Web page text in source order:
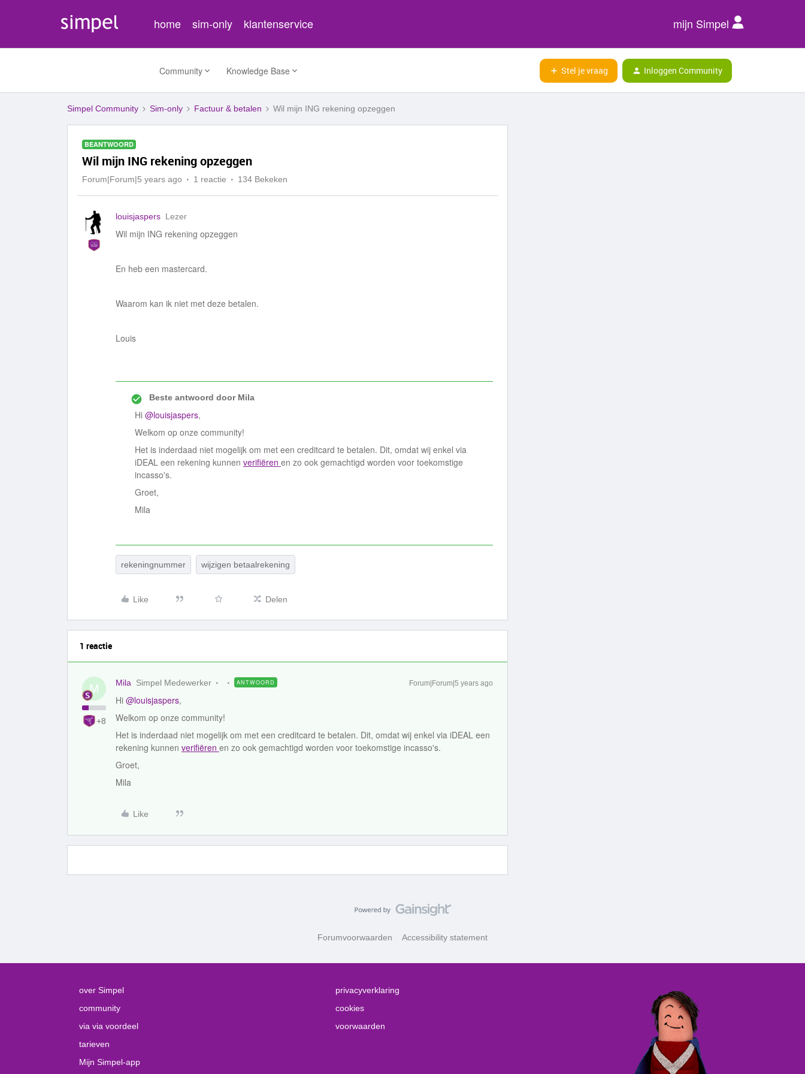
home sim-only klantenservice mijn Simpel
Community Knowledge Base Stel je vraag Inloggen Community
Simpel Community Sim-only Factuur & betalen Wil mijn ING rekening opzeggen
BEANTWOORD
Wil mijn ING rekening opzeggen
Forum|Forum|5 years ago 1 reactie 134 Bekeken
louisjaspers Lezer
Wil mijn ING rekening opzeggen
En heb een mastercard.
Waarom kan ik niet met deze betalen.
Louis
Beste antwoord doorMila
Hi @louisjaspers,
Welkom op onze community!
Het is inderdaad niet mogelijk om met een creditcard te betalen. Dit, omdat wij enkel via
iDEAL een rekening kunnen verifiëren en zo ook gemachtigd worden voor toekomstige
incasso's.
Groet,
Mila
rekeningnummer wijzigen betaalrekening
Like Delen
1 reactie
M
+8
Mila Simpel Medewerker ANTWOORD Forum|Forum|5 years ago
Hi @louisjaspers,
Welkom op onze community!
Het is inderdaad niet mogelijk om met een creditcard te betalen. Dit, omdat wij enkel via iDEAL een
rekening kunnen verifiëren en zo ook gemachtigd worden voor toekomstige incasso's.
Groet,
Mila
Like
Forumvoorwaarden Accessibility statement
over Simpel
community
via via voordeel
tarieven
Mijn Simpel-app
privacyverklaring
cookies
voorwaarden